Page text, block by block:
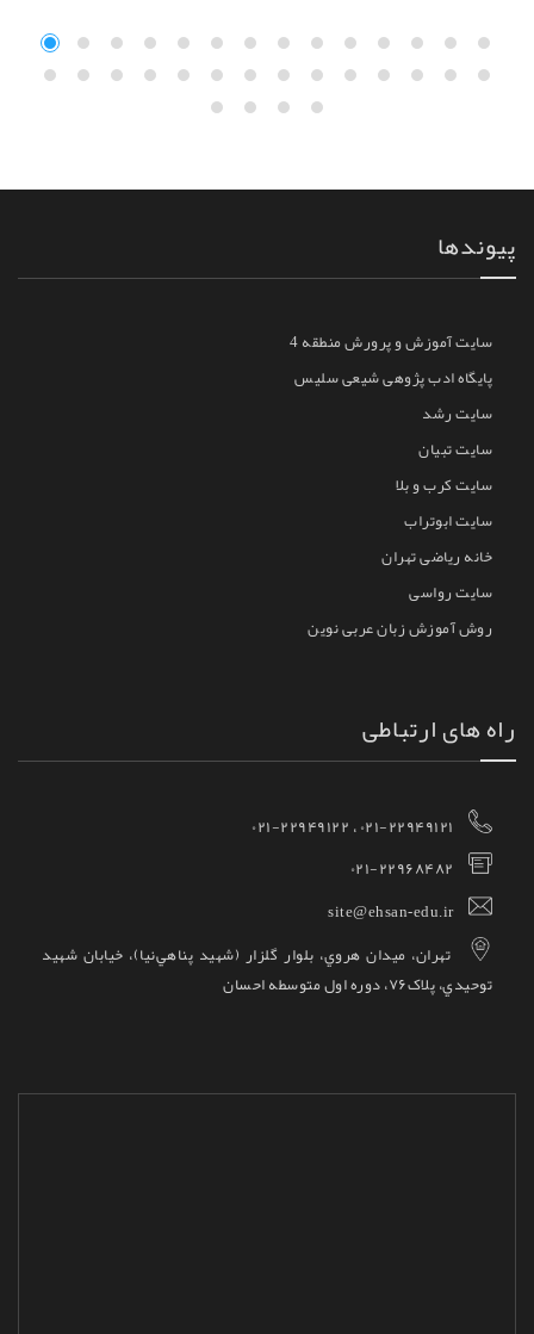
پیوندها
سایت آموزش و پرورش منطقه 4
پایگاه ادب پژوهی شیعی سلیس
سایت رشد
سایت تبیان
سایت کرب و بلا
سایت ابوتراب
خانه ریاضی تهران
سایت رواسی
روش آموزش زبان عربی نوین
راه های ارتباطی
۰۲۱-۲۲۹۴۹۱۲۱ ، ۰۲۱-۲۲۹۴۹۱۲۲
۰۲۱-۲۲۹۶۸۴۸۲
site@ehsan-edu.ir
تهران، ميدان هروي، بلوار گلزار (شهيد پناهي‌نيا)، خيابان شهيد
توحيدي، پلاک۷۶، دوره اول متوسطه احسان